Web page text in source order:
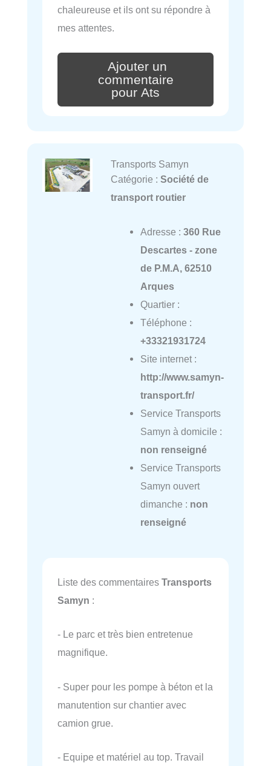
chaleureuse et ils ont su répondre à
mes attentes.
Ajouter un
commentaire
pour Ats
Transports Samyn
Catégorie : Société de
transport routier
Adresse : 360 Rue
Descartes - zone
de P.M.A, 62510
Arques
Quartier :
Téléphone :
+33321931724
Site internet :
http://www.samyn-
transport.fr/
Service Transports
Samyn à domicile :
non renseigné
Service Transports
Samyn ouvert
dimanche : non
renseigné
Liste des commentaires Transports
Samyn :
- Le parc et très bien entretenue
magnifique.
- Super pour les pompe à béton et la
manutention sur chantier avec
camion grue.
- Equipe et matériel au top. Travail